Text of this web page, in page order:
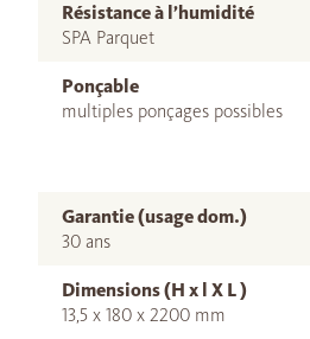
Résistance à l’humidité
SPA Parquet
Ponçable
multiples ponçages possibles
Garantie (usage dom.)
30 ans
Dimensions (H x l X L )
13,5 x 180 x 2200 mm